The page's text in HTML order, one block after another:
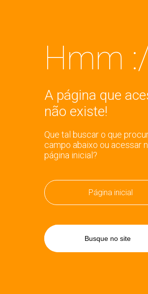
Hmm
A página que
não existe!
Que tal buscar o que
campo abaixo ou acessar
página inicial?
Página inicial